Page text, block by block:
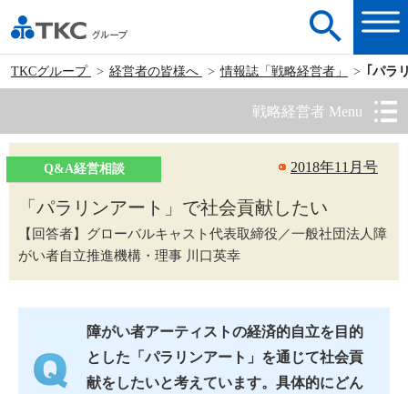
TKCグループ 経営者の皆様へ 情報誌「戦略経営者」 ｢パラ
戦略経営者 Menu
2018年11月号
Q&A経営相談
「パラリンアート」で社会貢献したい
【回答者】グローバルキャスト代表取締役／一般社団法人障
がい者自立推進機構・理事 川口英幸
障がい者アーティストの経済的自立を目的
とした「パラリンアート」を通じて社会貢
献をしたいと考えています。具体的にどん